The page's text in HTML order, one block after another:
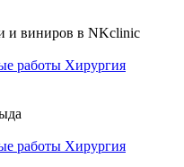
и виниров в NKclinic
работы Хирургия
работы Хирургия